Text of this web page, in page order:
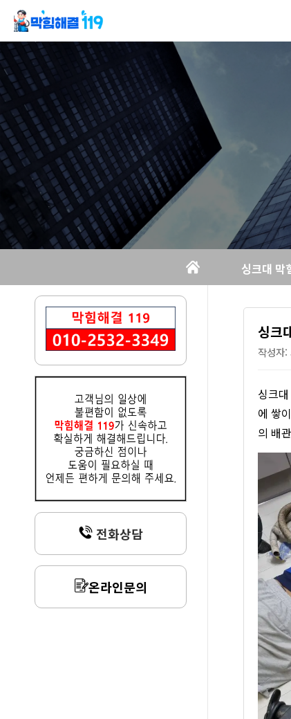
전화상담
온라인문의
싱크
작성자
싱크
에 쌓
의 배